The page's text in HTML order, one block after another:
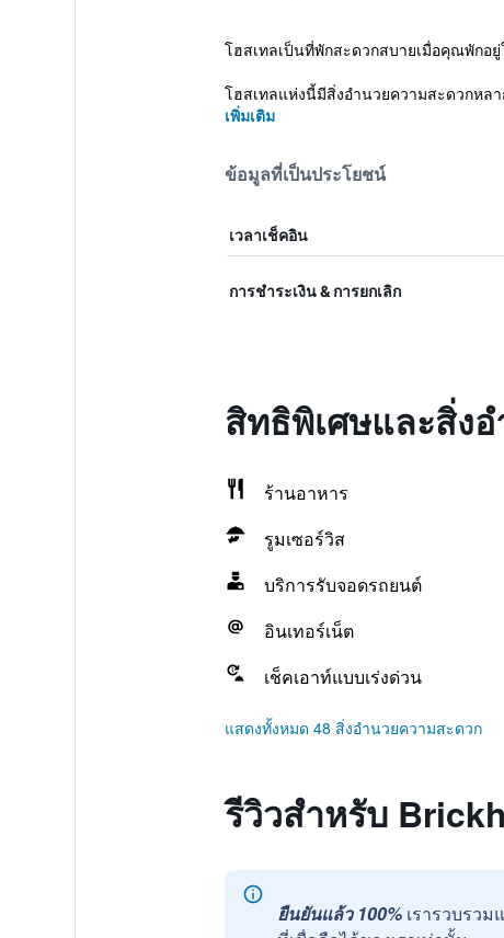
โฮสเทลเป็นที่พักสะดวกสบายเมื่อคุณพักอ
โฮสเทลแห่งนี้มีสิ่งอำนวยความสะดวกหล
เพิ่มเติม
ข้อมูลที่เป็นประโยชน์
เวลาเช็คอิน
การชำระเงิน & การยกเลิก
สิทธิพิเศษและสิ่ง
ร้านอาหาร
รูมเซอร์วิส
บริการรับจอดรถยนต์
อินเทอร์เน็ต
เช็คเอาท์แบบเร่งด่วน
แสดงทั้งหมด 48 สิ่งอำนวยความสะดวก
รีวิวสำหรับ
ยืนยันแล้ว 100% เรารวบรว